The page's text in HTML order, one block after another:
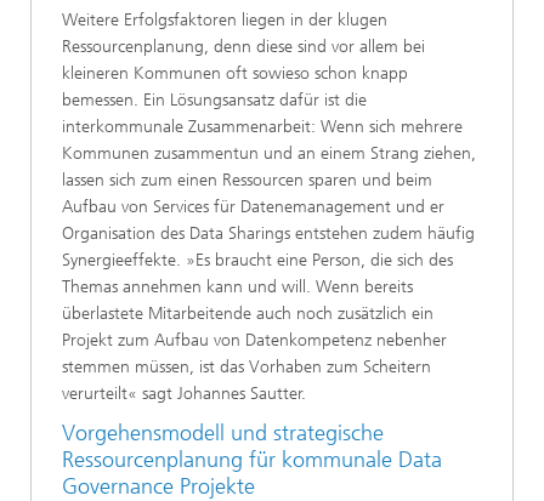
Weitere Erfolgsfaktoren liegen in der klugen
Ressourcenplanung, denn diese sind vor allem bei
kleineren Kommunen oft sowieso schon knapp
bemessen. Ein Lösungsansatz dafür ist die
interkommunale Zusammenarbeit: Wenn sich mehrere
Kommunen zusammentun und an einem Strang ziehen,
lassen sich zum einen Ressourcen sparen und beim
Aufbau von Services für Datenemanagement und er
Organisation des Data Sharings entstehen zudem häufig
Synergieeffekte. »Es braucht eine Person, die sich des
Themas annehmen kann und will. Wenn bereits
überlastete Mitarbeitende auch noch zusätzlich ein
Projekt zum Aufbau von Datenkompetenz nebenher
stemmen müssen, ist das Vorhaben zum Scheitern
verurteilt« sagt Johannes Sautter.
Vorgehensmodell und strategische
Ressourcenplanung für kommunale Data
Governance Projekte